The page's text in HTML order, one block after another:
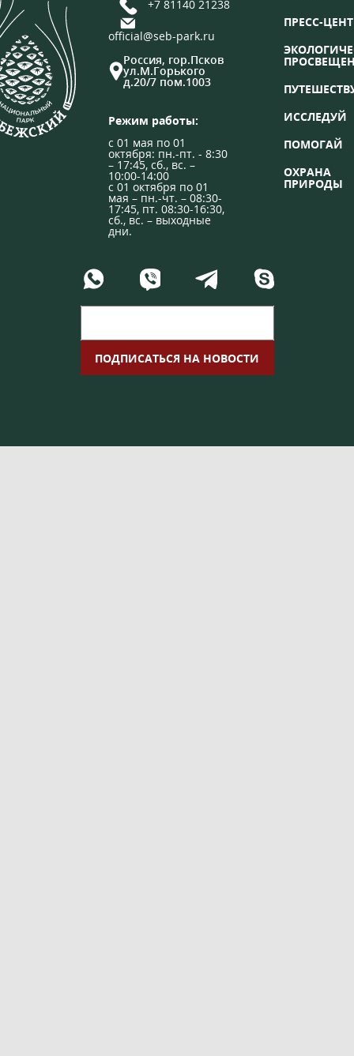
+7 81140 21238
official@seb-park.ru
Россия, гор.Псков
ул.М.Горького
д.20/7 пом.1003
Режим работы:
с 01 мая по 01
октября: пн.-пт. - 8:30
– 17:45, сб., вс. –
10:00-14:00
с 01 октября по 01
мая – пн.-чт. – 08:30-
17:45, пт. 08:30-16:30,
сб., вс. – выходные
дни.
ПРЕСС-
ИССЛЕДУЙ
ПОМОГАЙ
ОХРАНА
ПРИРОДЫ